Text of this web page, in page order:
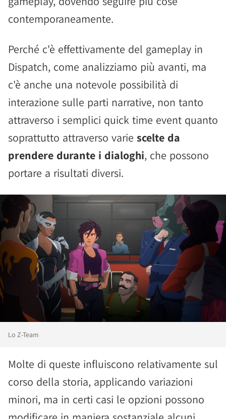
contemporaneamente.
Perché c'è effettivamente del gameplay in
Dispatch, come analizziamo più avanti, ma
c'è anche una notevole possibilità di
interazione sulle parti narrative, non tanto
attraverso i semplici quick time event quanto
soprattutto attraverso varie scelte da
prendere durante i dialoghi, che possono
portare a risultati diversi.
Lo Z-Team
Molte di queste influiscono relativamente sul
corso della storia, applicando variazioni
minori, ma in certi casi le opzioni possono